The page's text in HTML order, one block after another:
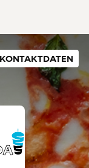
KONTAKTDATEN